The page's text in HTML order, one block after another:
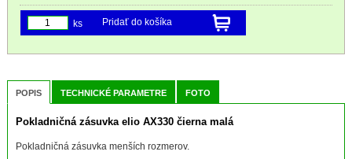
Pridať do košíka
ks
POPIS TECHNICKÉ PARAMETRE FOTO
Pokladničná zásuvka elio AX330 čierna malá
Pokladničná zásuvka menších rozmerov.